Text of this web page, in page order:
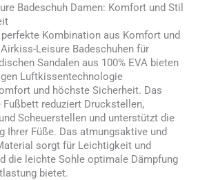
Badeschuh Damen: Komfort und Stil
Kombination aus Komfort und
Leisure Badeschuhen für
Sandalen aus 100% EVA bieten
Luftkissentechnologie
und höchste Sicherheit. Das
reduziert Druckstellen,
Scheuerstellen und unterstützt die
Ihrer Füße. Das atmungsaktive und
sorgt für Leichtigkeit und
die leichte Sohle optimale Dämpfung
bietet.